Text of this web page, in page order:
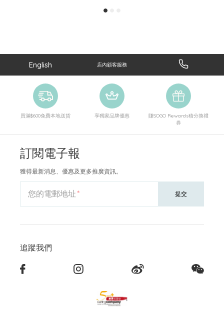
English 店內顧客服務
買滿$600免費本地送貨 享獨家品牌優惠
賺SOGO Rewards積分換禮
券
訂閱電子報
獲得最新消息、優惠及更多推廣資訊。
您的電郵地址 提交
追蹤我們